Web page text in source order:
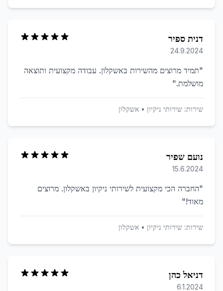
דנית ספיר
24.9.2024
"תמיד מרוצים מהשירות באשקלון. עבודה מקצועית ותוצאה
מושלמת."
שירות: שירותי ניקיון • אשקלון
נועם שפיר
15.6.2024
"החברה הכי מקצועית לשירותי ניקיון באשקלון. מרוצים
מאוד!"
שירות: שירותי ניקיון • אשקלון
דניאל כהן
6.1.2024